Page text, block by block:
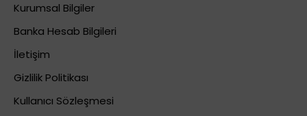
Kurumsal Bilgiler
Banka Hesab Bilgileri
İletişim
Gizlilik Politikası
Kullanıcı Sözleşmesi